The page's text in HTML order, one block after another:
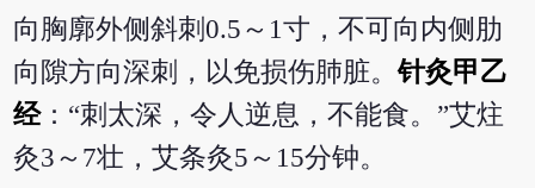
向胸廓外侧斜刺0.5～1寸，不可向内侧肋
向隙方向深刺，以免损伤肺脏。针灸甲乙
经：“刺太深，令人逆息，不能食。”艾炷
灸3～7壮，艾条灸5～15分钟。